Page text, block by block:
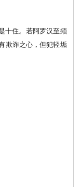
十住。若阿罗汉至须
欺诈之心，但犯轻垢